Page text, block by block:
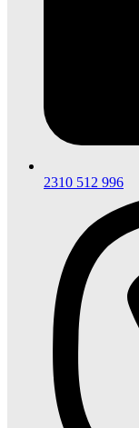
2310 512 996